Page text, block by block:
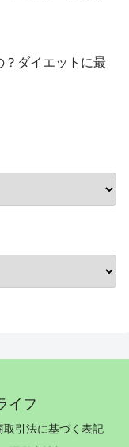
？ダイエットに最
イフ
取引法に基づく表記